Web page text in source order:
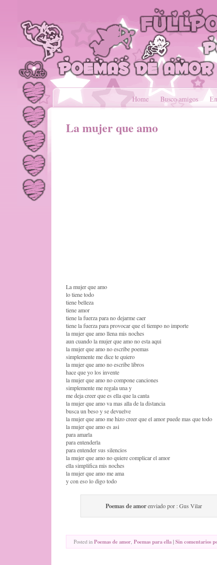
Home Busco amigos
La mujer que amo
La mujer que amo
lo tiene todo
tiene belleza
tiene amor
tiene la fuerza para no dejarme caer
tiene la fuerza para provocar que el tiempo no importe
la mujer que amo llena mis noches
aun cuando la mujer que amo no esta aqui
la mujer que amo no escribe poemas
simplemente me dice te quiero
la mujer que amo no escribe libros
hace que yo los invente
la mujer que amo no compone canciones
simplemente me regala una y
me deja creer que es ella que la canta
la mujer que amo va mas alla de la distancia
busca un beso y se devuelve
la mujer que amo me hizo creer que el amor puede mas que todo
la mujer que amo es asi
para amarla
para entenderla
para entender sus silencios
la mujer que amo no quiere complicar el amor
ella simplifica mis noches
la mujer que amo me ama
y con eso lo digo todo
Poemas de amorenviado por : Gus Vilar
Posted in Poemas de amor, Poemas para ella|Sin comentarios